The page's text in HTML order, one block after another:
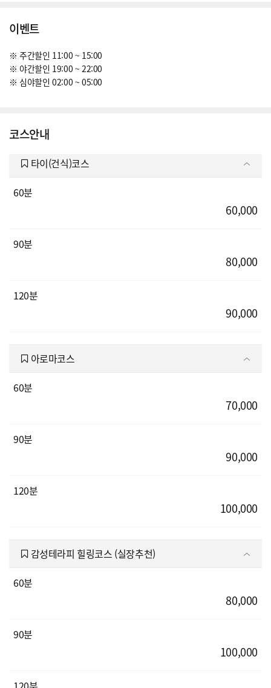
이벤트
※ 주간할인 11:00 ~ 15:00
※ 야간할인 19:00 ~ 22:00
※ 심야할인 02:00 ~ 05:00
코스안내
타이(건식)코스
60분
60,000
90분
80,000
120분
90,000
아로마코스
60분
70,000
90분
90,000
120분
100,000
감성테라피 힐링코스 (실장추천)
60분
80,000
90분
100,000